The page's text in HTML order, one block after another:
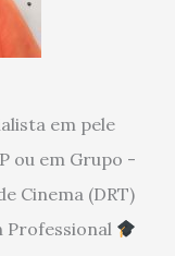
em pele
ou em Grupo -
Cinema (DRT)
Professional